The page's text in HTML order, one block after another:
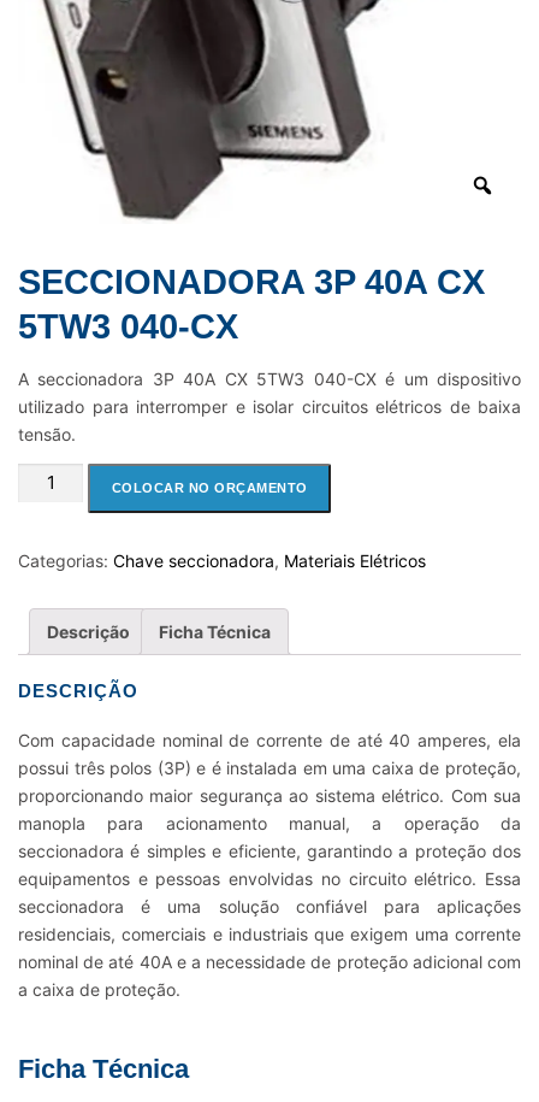
SECCIONADORA 3P 40A CX
5TW3 040-CX
A seccionadora 3P 40A CX 5TW3 040-CX é um dispositivo
utilizado para interromper e isolar circuitos elétricos de baixa
tensão.
SECCIONADORA
CX
040-
COLOCAR NO ORÇAMENTO
Categorias: Chave seccionadora, Materiais Elétricos
Descrição Ficha Técnica
DESCRIÇÃO
Com capacidade nominal de corrente de até 40 amperes, ela
possui três polos (3P) e é instalada em uma caixa de proteção,
proporcionando maior segurança ao sistema elétrico. Com sua
manopla para acionamento manual, a operação da
seccionadora é simples e eficiente, garantindo a proteção dos
equipamentos e pessoas envolvidas no circuito elétrico. Essa
seccionadora é uma solução confiável para aplicações
residenciais, comerciais e industriais que exigem uma corrente
nominal de até 40A e a necessidade de proteção adicional com
a caixa de proteção.
Ficha Técnica